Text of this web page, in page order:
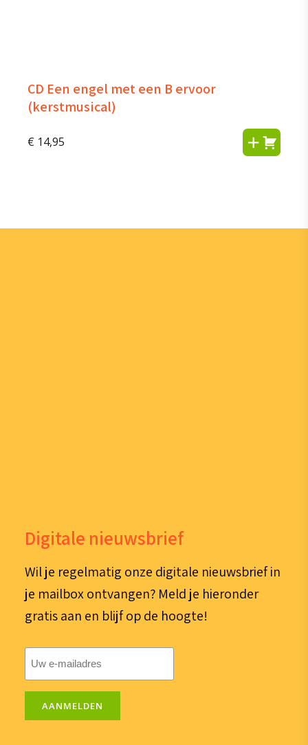
CD Een engel met een B ervoor
(kerstmusical)
€ 14,95
Digitale nieuwsbrief
Wil je regelmatig onze digitale nieuwsbrief in
je mailbox ontvangen? Meld je hieronder
gratis aan en blijf op de hoogte!
AANMELDEN